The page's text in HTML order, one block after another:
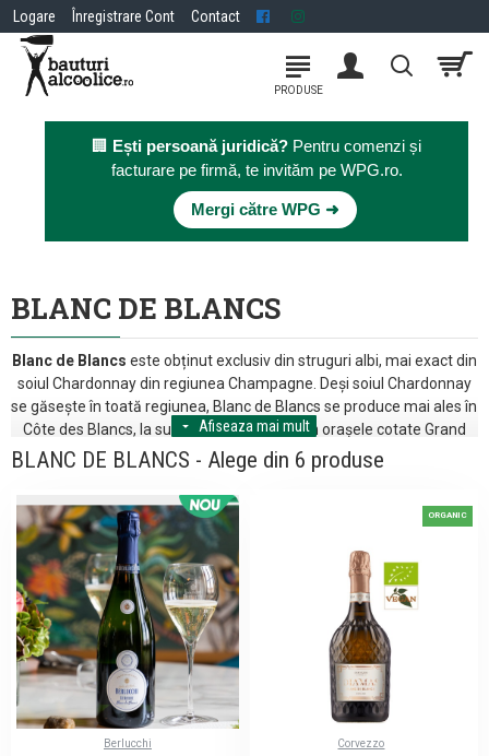
Logare Înregistrare Cont Contact
🏢 Ești persoană juridică? Pentru comenzi și
facturare pe firmă, te invităm pe WPG.ro.
Mergi către WPG ➜
BLANC DE BLANCS
Blanc de Blancs este obținut exclusiv din struguri albi, mai exact din
soiul Chardonnay din regiunea Champagne. Deși soiul Chardonnay
se găsește în toată regiunea, Blanc de Blancs se produce mai ales în
Côte des Blancs, la sud de Épernay, dar și în orașele cotate Grand
Cru: Avize, Cramant, Oiry, Oger și Le Mesnil-sur-Oger. Aici sunt
localizați producători ca Pierre Peters, Philippe Gonet și J.L.
Vergnon. Blanc de Blancs se distinge de alte varietăți de șampanie
prin aciditatea naturală, dar și prin note distinctive minerale.
Blanc de Noirseste o varietate de șampanie de culoare albă
produsă din struguri roșii ca Pinot Noir și Pinot Meunier, sau un
amestec între cele două. Chiar dacă aspectul este similar cu cel al
Blanc de Blancs-ului, gustul se distinge prin corpolență și arome mai
fructate.
BLANC DE BLANCS - Alege din 6 produse
Berlucchi
ORGANIC
Corvezzo